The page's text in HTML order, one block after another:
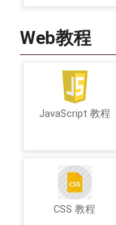
Web教程
JavaScript 教程
CSS 教程